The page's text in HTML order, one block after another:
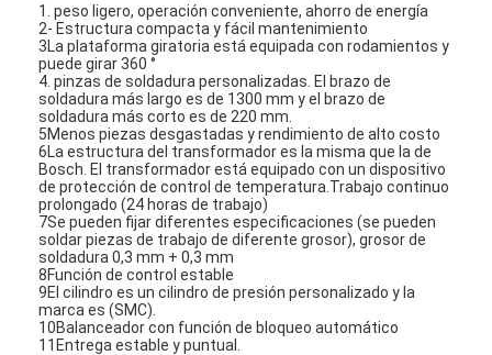
1. peso ligero, operación conveniente, ahorro de energía
2- Estructura compacta y fácil mantenimiento
3La plataforma giratoria está equipada con rodamientos y
puede girar 360 °
4. pinzas de soldadura personalizadas. El brazo de
soldadura más largo es de 1300 mm y el brazo de
soldadura más corto es de 220 mm.
5Menos piezas desgastadas y rendimiento de alto costo
6La estructura del transformador es la misma que la de
Bosch. El transformador está equipado con un dispositivo
de protección de control de temperatura.Trabajo continuo
prolongado (24 horas de trabajo)
7Se pueden fijar diferentes especificaciones (se pueden
soldar piezas de trabajo de diferente grosor), grosor de
soldadura 0,3 mm + 0,3 mm
8Función de control estable
9El cilindro es un cilindro de presión personalizado y la
marca es (SMC).
10Balanceador con función de bloqueo automático
11Entrega estable y puntual.